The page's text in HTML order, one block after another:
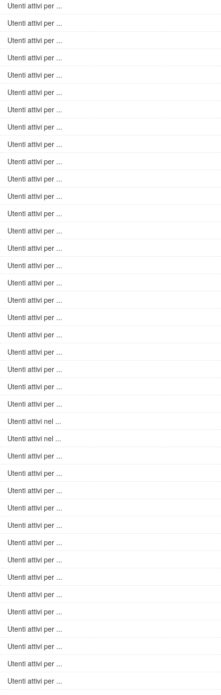
Utenti attivi per ...
Utenti attivi per ...
Utenti attivi per ...
Utenti attivi per ...
Utenti attivi per ...
Utenti attivi per ...
Utenti attivi per ...
Utenti attivi per ...
Utenti attivi per ...
Utenti attivi per ...
Utenti attivi per ...
Utenti attivi per ...
Utenti attivi per ...
Utenti attivi per ...
Utenti attivi per ...
Utenti attivi per ...
Utenti attivi per ...
Utenti attivi per ...
Utenti attivi per ...
Utenti attivi per ...
Utenti attivi per ...
Utenti attivi per ...
Utenti attivi per ...
Utenti attivi per ...
Utenti attivi nel ...
Utenti attivi nel ...
Utenti attivi per ...
Utenti attivi per ...
Utenti attivi per ...
Utenti attivi per ...
Utenti attivi per ...
Utenti attivi per ...
Utenti attivi per ...
Utenti attivi per ...
Utenti attivi per ...
Utenti attivi per ...
Utenti attivi per ...
Utenti attivi per ...
Utenti attivi per ...
Utenti attivi per ...